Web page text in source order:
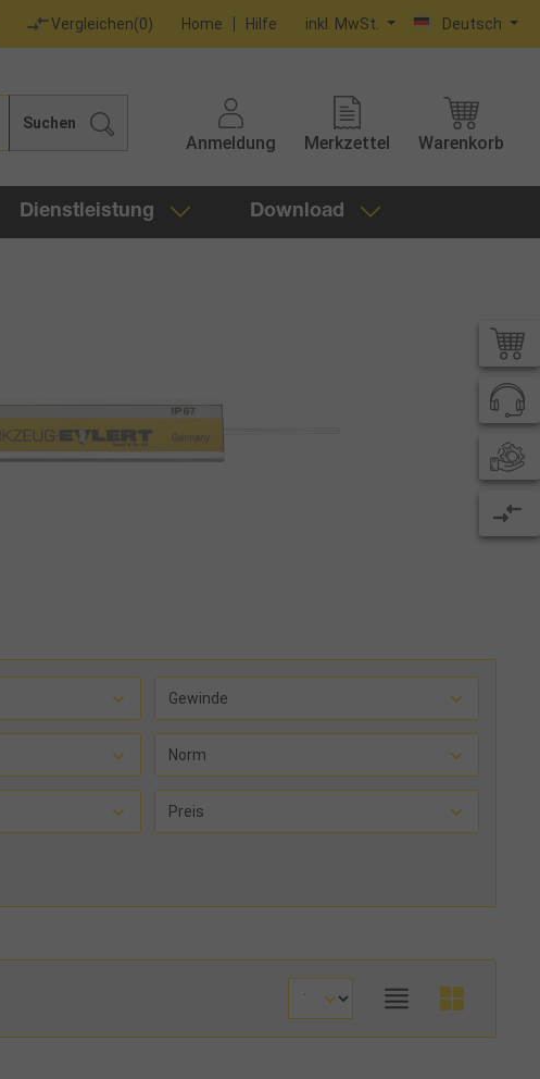
Vergleichen(0) Home Hilfe inkl. MwSt. Deutsch
Suchen
Anmeldung Merkzettel Warenkorb
Dienstleistung Download
Gewinde
Norm
Preis